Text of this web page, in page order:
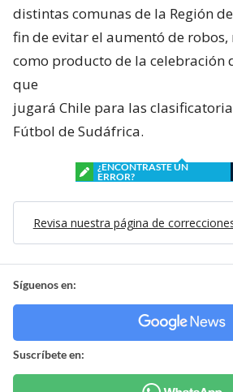
distintas comunas de la Región
fin de evitar el aumentó de robos,
como producto de la
que
jugará Chile para las
Fútbol de Sudáfrica.
¿ENCONTRASTE UN
ERROR?
Revisa nuestra página de
Síguenos en:
Suscríbete en: